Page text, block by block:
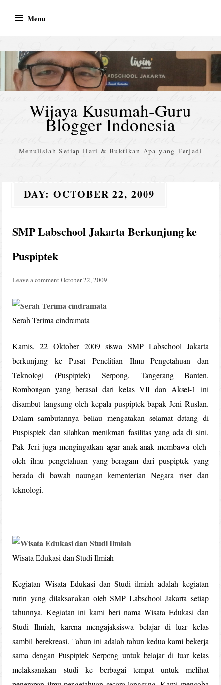
Menu
Wijaya Kusumah-Guru
Blogger Indonesia
Menulislah Setiap Hari & Buktikan Apa yang Terjadi
DAY:OCTOBER 22, 2009
SMP Labschool Jakarta Berkunjung ke
Puspiptek
Leave a comment October 22, 2009
Serah Terima cindramata
Kamis, 22 Oktober 2009 siswa SMP Labschool Jakarta
berkunjung ke Pusat Penelitian Ilmu Pengetahuan dan
Teknologi (Puspiptek) Serpong, Tangerang Banten.
Rombongan yang berasal dari kelas VII dan Aksel-1 ini
disambut langsung oleh kepala puspiptek bapak Jeni Ruslan.
Dalam sambutannya beliau mengatakan selamat datang di
Puspisptek dan silahkan menikmati fasilitas yang ada di sini.
Pak Jeni juga mengingatkan agar anak-anak membawa oleh-
oleh ilmu pengetahuan yang beragam dari puspiptek yang
berada di bawah naungan kementerian Negara riset dan
teknologi.
Wisata Edukasi dan Studi Ilmiah
Kegiatan Wisata Edukasi dan Studi ilmiah adalah kegiatan
rutin yang dilaksanakan oleh SMP Labschool Jakarta setiap
tahunnya. Kegiatan ini kami beri nama Wisata Edukasi dan
Studi Ilmiah, karena mengajaksiswa belajar di luar kelas
sambil berekreasi. Tahun ini adalah tahun kedua kami bekerja
sama dengan Puspiptek Serpong untuk belajar di luar kelas
melaksanakan studi ke berbagai tempat untuk melihat